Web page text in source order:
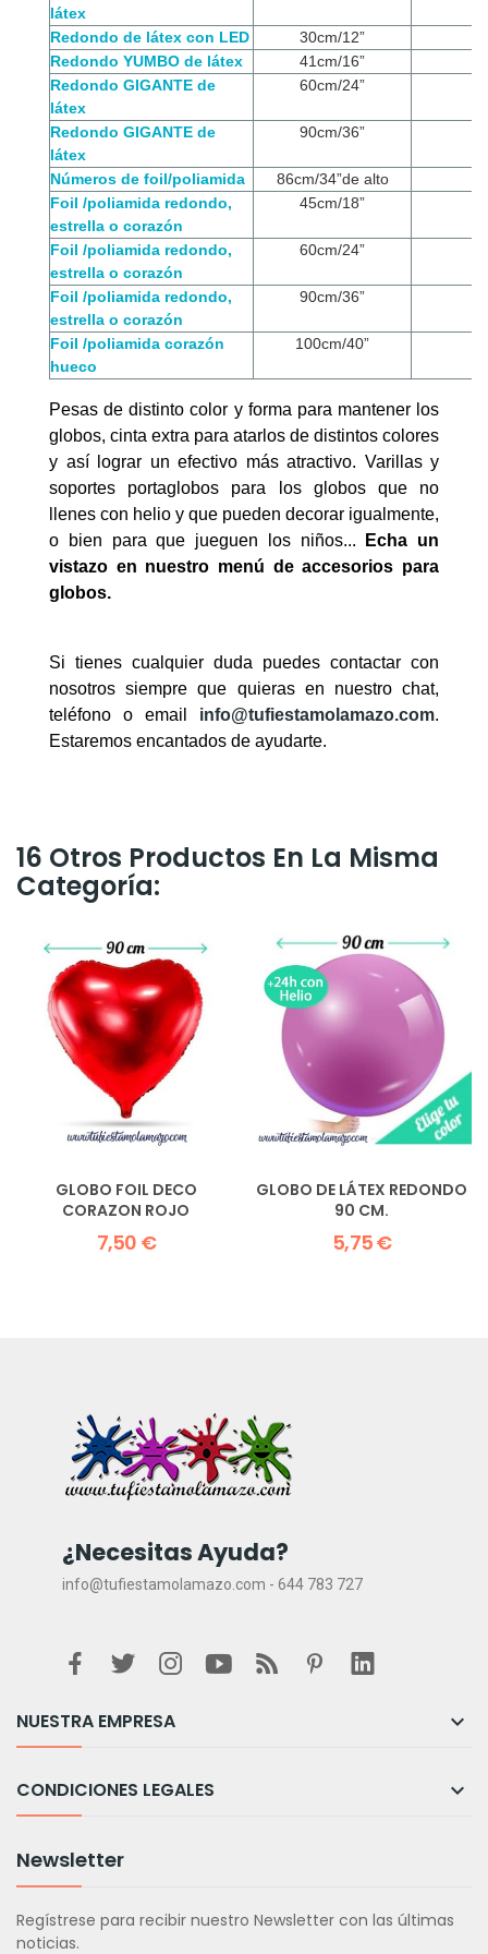
látex
Redondo de látex con LED
30cm/12”
Redondo YUMBO de látex
41cm/16”
Redondo GIGANTE de
látex
60cm/24”
Redondo GIGANTE de
látex
90cm/36”
Números de foil/poliamida
86cm/34”de alto
Foil /poliamida redondo,
estrella o corazón
45cm/18”
Foil /poliamida redondo,
estrella o corazón
60cm/24”
Foil /poliamida redondo,
estrella o corazón
90cm/36”
Foil /poliamida corazón
hueco
100cm/40”
Pesas de distinto color y forma para mantener los
globos, cinta extra para atarlos de distintos colores
y así lograr un efectivo más atractivo. Varillas y
soportes portaglobos para los globos que no
llenes con helio y que pueden decorar igualmente,
o bien para que jueguen los niños...
Echa un
vistazo en nuestro menú de accesorios para
globos.
Si tienes cualquier duda puedes contactar con
nosotros siempre que quieras en nuestro chat,
teléfono o email info@tufiestamolamazo.com.
Estaremos encantados de ayudarte.
16 Otros Productos En La Misma
Categoría:
GLOBO FOIL DECO
CORAZON ROJO
7,50 €
GLOBO DE LÁTEX REDONDO
90 CM.
5,75 €
¿Necesitas Ayuda?
info@tufiestamolamazo.com - 644 783 727
NUESTRA EMPRESA 
CONDICIONES LEGALES 
Newsletter
Regístrese para recibir nuestro Newsletter con las últimas
noticias.